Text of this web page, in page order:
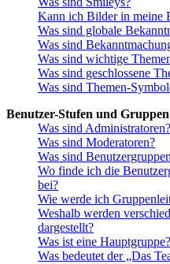
Kann ich Bilder in meine
Was sind globale
Was sind
Was sind wichtige
Was sind geschlossene
Was sind Themen-
Benutzer-Stufen und Gruppen
Was sind Administratoren?
Was sind Moderatoren?
Was sind
Wo finde ich die
bei?
Wie werde ich
Weshalb werden
dargestellt?
Was ist eine Hauptgruppe?
Was bedeutet der „Das